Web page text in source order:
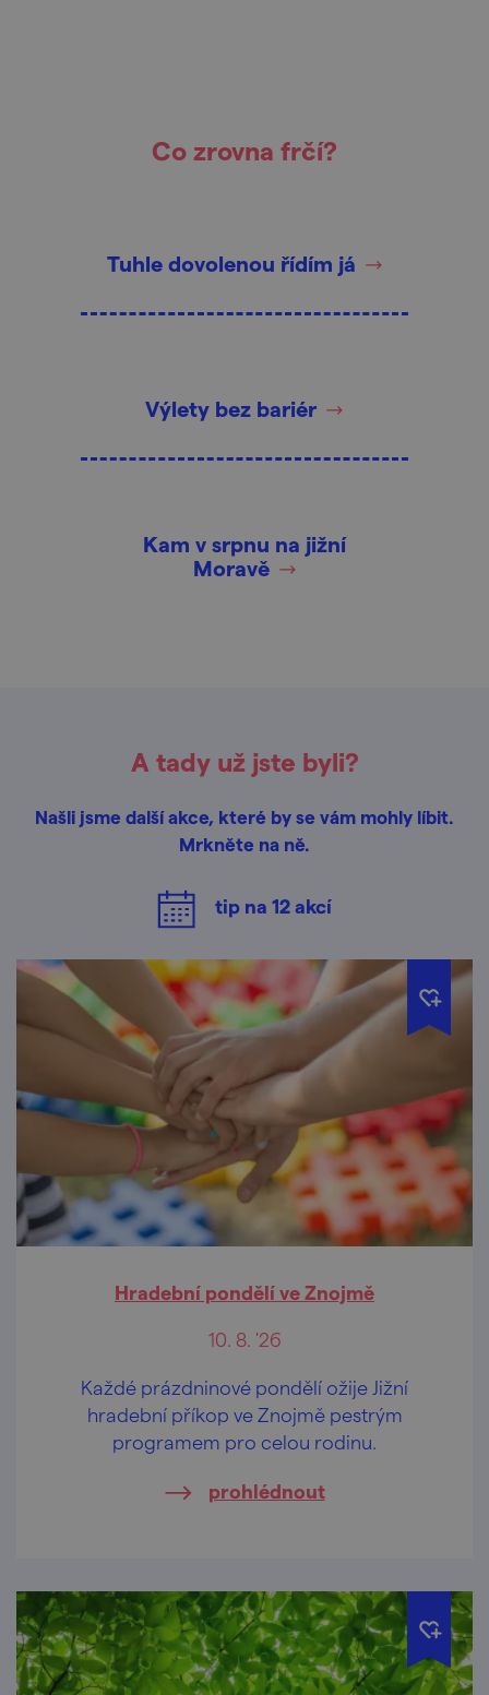
Co zrovna frčí?
Tuhle dovolenou řídím já
Výlety bez bariér
Kam v srpnu na jižní
Moravě
A tady už jste byli?
Našli jsme další akce, které by se vám mohly líbit.
Mrkněte na ně.
tip na 12akcí
Hradební pondělí ve Znojmě
10. 8. '26
Každé prázdninové pondělí ožije Jižní
hradební příkop ve Znojmě pestrým
programem pro celou rodinu.
prohlédnout